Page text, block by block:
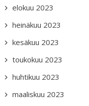
elokuu 2023
heinäkuu 2023
kesäkuu 2023
toukokuu 2023
huhtikuu 2023
maaliskuu 2023